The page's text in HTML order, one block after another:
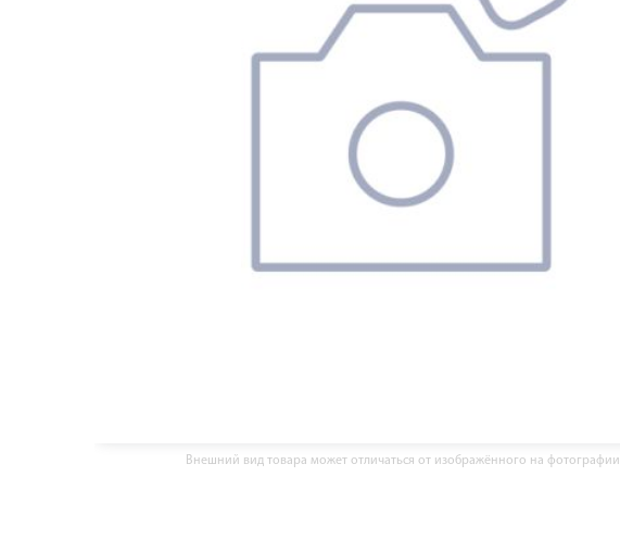
Внешний вид товара может отличаться от изображённого на фотографии